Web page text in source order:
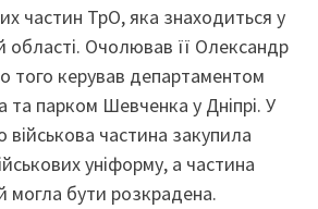
частин ТрО, яка знаходиться у
області. Очолював її Олександр
того керував департаментом
та парком Шевченка у Дніпрі. У
частина закупила
уніформу, а частина
могла бути розкрадена.